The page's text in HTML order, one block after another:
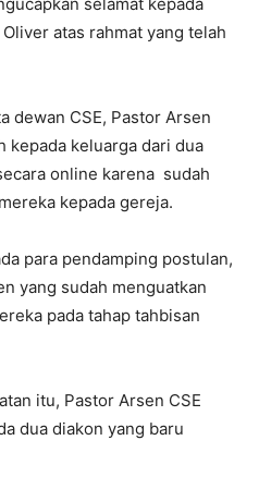
atas rahmat yang telah
dewan CSE, Pastor Arsen
kepada keluarga dari dua
online karena sudah
kepada gereja.
para pendamping postulan,
yang sudah menguatkan
pada tahap tahbisan
itu, Pastor Arsen CSE
dua diakon yang baru